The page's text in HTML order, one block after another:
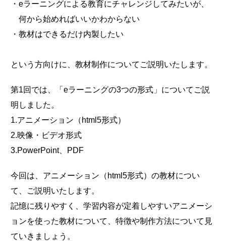
・eラーニングによる教育にチャレンジしてみたいが、
何から始めればいいかわからない
・教材はできるだけ内製したい
という方向けに、教材制作についてご説明いたします。
第1回では、「eラーニングの3つの形式」についてご説
明しました。
1.アニメーション（html5形式）
2.映像・ビデオ形式
3.PowerPoint、PDF
今回は、アニメーション（html5形式）の教材につい
て、ご説明いたします。
記憶に残りやすく、学習内容が定着しやすいアニメーシ
ョンを使った教材について、特徴や制作方法について見
ていきましょう。